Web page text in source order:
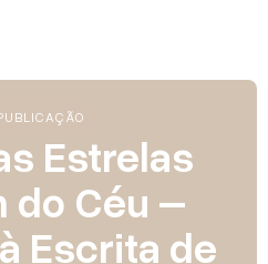
Estrelas
do Céu –
Escrita de